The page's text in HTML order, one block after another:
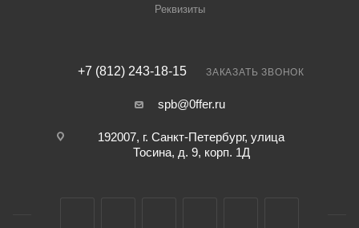
Реквизиты
+7 (812) 243-18-15 ЗАКАЗАТЬ ЗВОНОК
spb@0ffer.ru
192007, г. Санкт-Петербург, улица
Тосина, д. 9, корп. 1Д